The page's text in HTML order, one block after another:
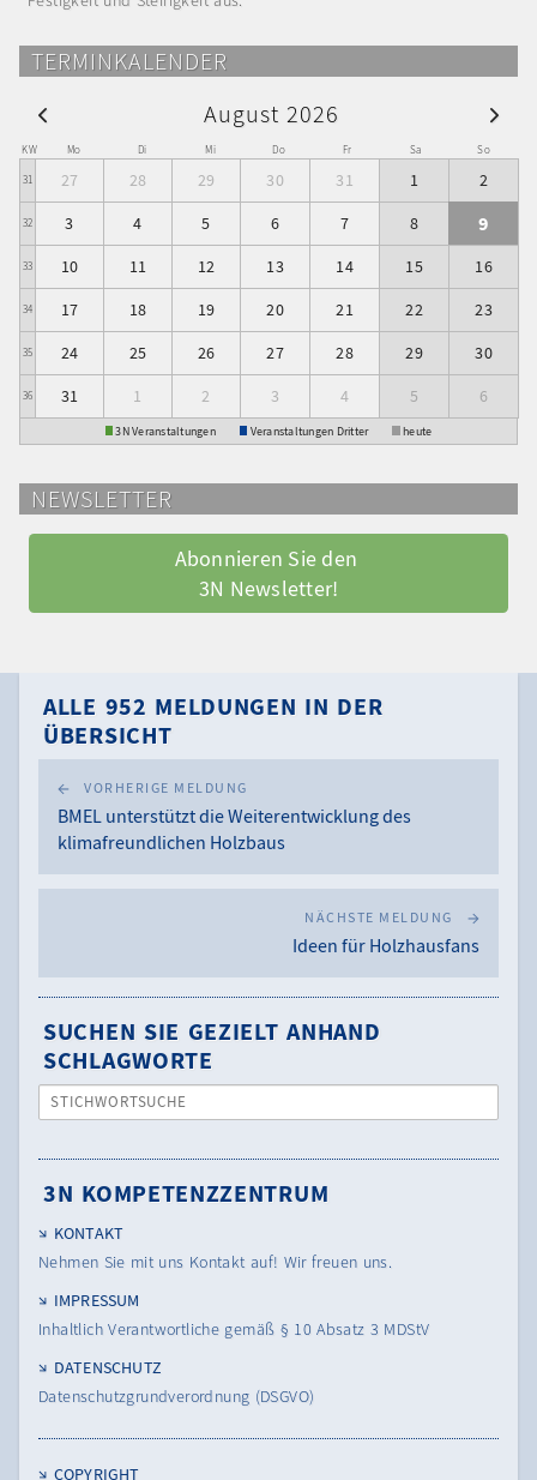
TERMINKALENDER
August 2026
KW Mo Di Mi Do Fr Sa So
31 27 28 29 30 31 1 2
32 3 4 5 6 7 8 9
33 10 11 12 13 14 15 16
34 17 18 19 20 21 22 23
35 24 25 26 27 28 29 30
36 31 1 2 3 4 5 6
3N Veranstaltungen Veranstaltungen Dritter heute
NEWSLETTER
Abonnieren Sie den
3N Newsletter!
ALLE 952 MELDUNGEN IN DER
ÜBERSICHT
VORHERIGE MELDUNG
BMEL unterstützt die Weiterentwicklung des
klimafreundlichen Holzbaus
NÄCHSTE MELDUNG
Ideen für Holzhausfans
SUCHEN SIE GEZIELT ANHAND
SCHLAGWORTE
STICHWORTSUCHE
3N KOMPETENZZENTRUM
KONTAKT
Nehmen Sie mit uns Kontakt auf! Wir freuen uns.
IMPRESSUM
Inhaltlich Verantwortliche gemäß § 10 Absatz 3 MDStV
DATENSCHUTZ
Datenschutzgrundverordnung (DSGVO)
COPYRIGHT